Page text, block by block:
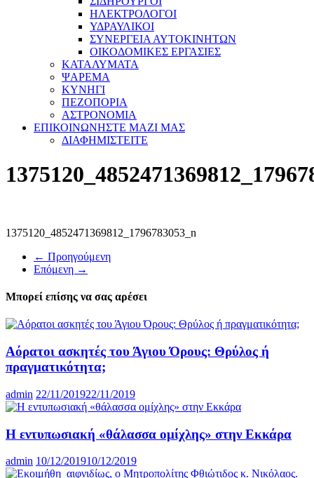
ΗΛΕΚΤΡΟΛΟΓΟΙ
ΥΔΡΑΥΛΙΚΟΙ
ΣΥΝΕΡΓΕΙΑ ΑΥΤΟΚΙΝΗΤΩΝ
ΟΙΚΟΔΟΜΙΚΕΣ ΕΡΓΑΣΙΕΣ
ΚΑΤΑΛΥΜΑΤΑ
ΨΑΡΕΜΑ
ΚΥΝΗΓΙ
ΠΕΖΟΠΟΡΙΑ
ΑΣΤΡΟΝΟΜΙΑ
ΕΠΙΚΟΙΝΩΝΗΣΤΕ ΜΑΖΙ ΜΑΣ
ΔΙΑΦΗΜΙΣΤΕΙΤΕ
1375120_4852471369812_1796783053_n
← Προηγούμενη
Επόμενη →
Μπορεί επίσης να σας αρέσει
Αόρατοι ασκητές του Άγιου Όρους: Θρύλος ή
πραγματικότητα;
admin 22/11/201922/11/2019
Η εντυπωσιακή «θάλασσα ομίχλης» στην Εκκάρα
admin 10/12/201910/12/2019